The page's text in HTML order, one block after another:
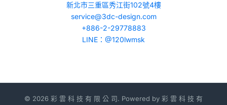
新北市三重區秀江街102號4樓
service@3dc-design.com
+886-2-29778883
LINE：@120lwmsk
© 2026 彩 雲 科 技 有 限 公 司. Powered by 彩 雲 科 技 有